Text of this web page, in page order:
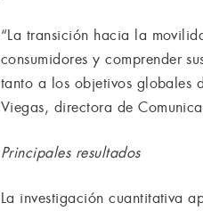
“La transición hacia la
consumidores y comprender
tanto a los objetivos globales
Viegas, directora de
Principales resultados
La investigación cuantitativa